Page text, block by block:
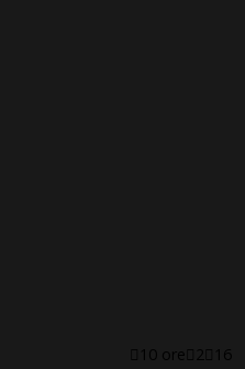
10 ore 2 16